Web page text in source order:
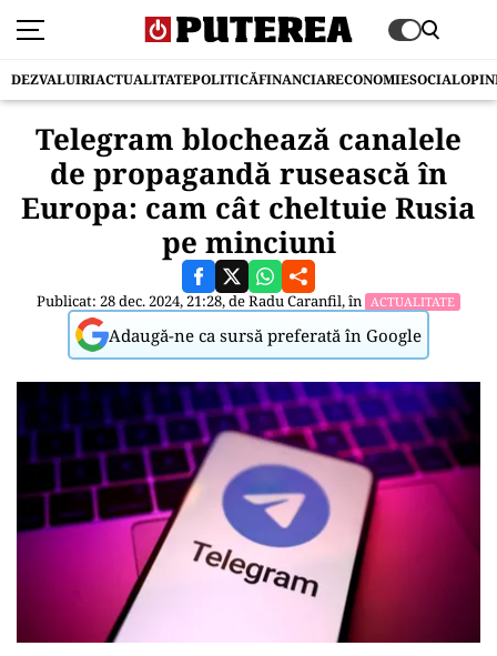
DEZVALUIRIACTUALITATEPOLITICĂFINANCIARECONOMIESOCIAL
Telegram blochează canalele
de propagandă rusească în
Europa: cam cât cheltuie Rusia
pe minciuni
Publicat: 28 dec. 2024, 21:28, deRadu Caranfil, în ACTUALITATE
Adaugă-ne ca sursă preferată în Google